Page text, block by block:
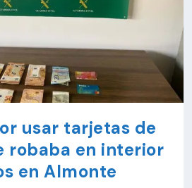
usar tarjetas de
robaba en interior
en Almonte